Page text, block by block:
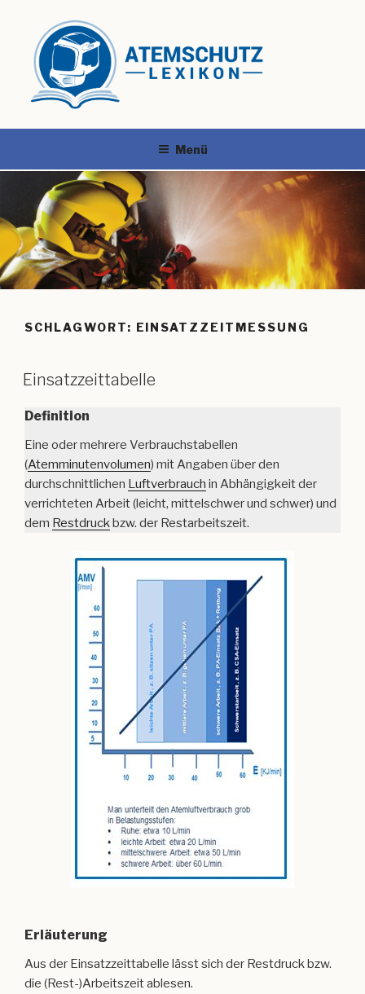
Menü
SCHLAGWORT: EINSATZZEITMESSUNG
Einsatzzeittabelle
Definition
Eine oder mehrere Verbrauchstabellen
(Atemminutenvolumen) mit Angaben über den
durchschnittlichen Luftverbrauch in Abhängigkeit der
verrichteten Arbeit (leicht, mittelschwer und schwer) und
dem Restdruckbzw. der Restarbeitszeit.
Erläuterung
Aus der Einsatzzeittabelle lässt sich der Restdruck bzw.
die (Rest-)Arbeitszeit ablesen.